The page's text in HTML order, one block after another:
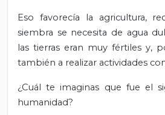
Eso favorecía la agricultura,
siembra se necesita de agua
las tierras eran muy fértiles y,
también a realizar actividades
¿Cuál te imaginas que fue el
humanidad?